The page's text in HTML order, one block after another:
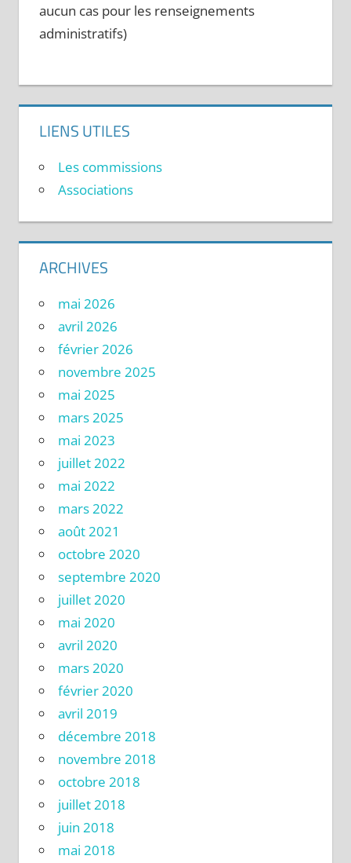
aucun cas pour les renseignements
administratifs)
LIENS UTILES
Les commissions
Associations
ARCHIVES
mai 2026
avril 2026
février 2026
novembre 2025
mai 2025
mars 2025
mai 2023
juillet 2022
mai 2022
mars 2022
août 2021
octobre 2020
septembre 2020
juillet 2020
mai 2020
avril 2020
mars 2020
février 2020
avril 2019
décembre 2018
novembre 2018
octobre 2018
juillet 2018
juin 2018
mai 2018